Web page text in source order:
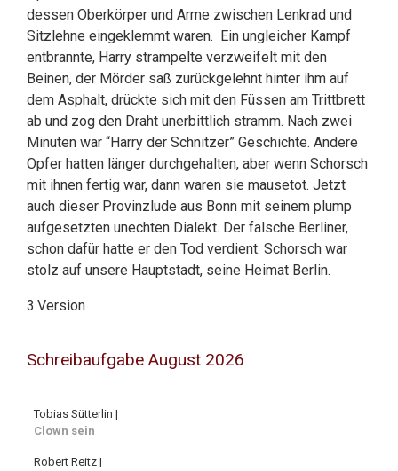
dessen Oberkörper und Arme zwischen Lenkrad und
Sitzlehne eingeklemmt waren. Ein ungleicher Kampf
entbrannte, Harry strampelte verzweifelt mit den
Beinen, der Mörder saß zurückgelehnt hinter ihm auf
dem Asphalt, drückte sich mit den Füssen am Trittbrett
ab und zog den Draht unerbittlich stramm. Nach zwei
Minuten war “Harry der Schnitzer” Geschichte. Andere
Opfer hatten länger durchgehalten, aber wenn Schorsch
mit ihnen fertig war, dann waren sie mausetot. Jetzt
auch dieser Provinzlude aus Bonn mit seinem plump
aufgesetzten unechten Dialekt. Der falsche Berliner,
schon dafür hatte er den Tod verdient. Schorsch war
stolz auf unsere Hauptstadt, seine Heimat Berlin.
3.Version
Schreibaufgabe August 2026
Tobias Sütterlin |
Clown sein
Robert Reitz |